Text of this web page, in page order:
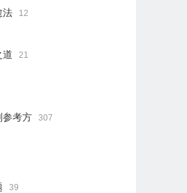
法 12
道 21
参考方 307
39